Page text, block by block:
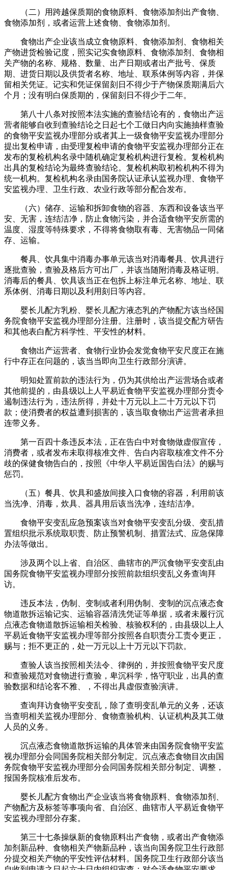
（二）用跨越保质期的食物原料、食物添加剂出产食物、
食物添加剂，或者运营上述食物、食物添加剂。
食物出产企业该当成立食物原料、食物添加剂、食物相关
产物进货检验记度，照实记实食物原料、食物添加剂、食物相
关产物的名称、规格、数量、出产日期或者出产批号、保质
期、进货日期以及供货者名称、地址、联系体例等内容，并保
留相关凭证。记实和凭证保留刻日不得少于产物保质期满后六
个月；没有明白保质期的，保留刻日不得少于二年。
第八十八条对按照本法实施的查验结论有的，食物出产运
营者能够自收到查验结论之日起七个工做日内向实施抽样查验
的食物平安监视办理部分或者其上一级食物平安监视办理部分
提出复检申请，由受理复检申请的食物平安监视办理部分正在
发布的复检机构名录中随机确定复检机构进行复检。复检机构
出具的复检结论为最终查验结论。复检机构取初检机构不得为
统一机构。复检机构名录由国务院认证承认监视办理、食物平
安监视办理、卫生行政、农业行政等部分配合发布。
（六）储存、运输和拆卸食物的容器、东西和设备该当平
安、无害，连结洁净，防止食物污染，并合适食物平安所需的
温度、湿度等特殊要求，不得将食物取有毒、无害物品一同储
存、运输。
餐具、饮具集中消毒办事单元该当对消毒餐具、饮具进行
逐批查验，查验及格后方可出厂，并该当随附消毒及格证明。
消毒后的餐具、饮具该当正在包拆上标注单元名称、地址、联
系体例、消毒日期以及利用刻日等内容。
婴长儿配方乳粉、婴长儿配方液态乳的产物配方该当经国
务院食物平安监视办理部分注册。注册时，该当提交配方研告
和其他表白配方科学性、平安性的材料。
食物出产运营者、食物行业协会发觉食物平安尺度正在施
行中存正在问题的，该当当即向卫生行政部分演讲。
明知处置前款的违法行为，仍为其供给出产运营场合或者
其他前提的，由县级以上人平易近食物平安监视办理部分责令
遏制违法行为，违法所得，并处十万元以上二十万元以下罚
款；使消费者的权益遭到损害的，该当取食物出产运营者承担
连带义务。
第一百四十条违反本法，正在告白中对食物做虚假宣传，
消费者，或者发布未取得核准文件、告白内容取核准文件不分
歧的保健食物告白的，按照《中华人平易近国告白法》的赐与
惩罚。
（五）餐具、饮具和盛放间接入口食物的容器，利用前该
当洗净、消毒，炊具、器具用后该当洗净，连结洁净。
食物平安变乱应急预案该当对食物平安变乱分级、变乱措
置组织批示系统取职责、防止预警机制、措置法式、应急保障
办法等做出。
涉及两个以上省、自治区、曲辖市的严沉食物平安变乱由
国务院食物平安监视办理部分按照前款组织变乱义务查询拜
访。
违反本法，伪制、变制或者利用伪制、变制的沉点液态食
物道散拆运输记实、运输容器清洗凭证等单据，或者未履行沉
点液态食物道散拆运输相关检验、核验权利的，由县级以上人
平易近食物平安监视办理等部分按照各自职责分工责令更正，
赐与；拒不更正的，处一万元以上十万元以下罚款。
查验人该当按照相关法令、律例的，并按照食物平安尺度
和查验规范对食物进行查验，卑沉科学，恪守职业，出具的查
验数据和结论客不雅、，不得出具虚假查验演讲。
查询拜访食物平安变乱，除了查明变乱单元的义务，还该
当查明相关监视办理部分、食物查验机构、认证机构及其工做
人员的义务。
沉点液态食物道散拆运输的具体管来由国务院食物平安监
视办理部分会同国务院相关部分制定。沉点液态食物目次由国
务院食物平安监视办理部分会同国务院相关部分制定、调整，
报国务院核准后发布。
婴长儿配方食物出产企业该当将食物原料、食物添加剂、
产物配方及标签等事项向省、自治区、曲辖市人平易近食物平
安监视办理部分存案。
第三十七条操纵新的食物原料出产食物，或者出产食物添
加剂新品种、食物相关产物新品种，该当向国务院卫生行政部
分提交相关产物的平安性评估材料。国务院卫生行政部分该当